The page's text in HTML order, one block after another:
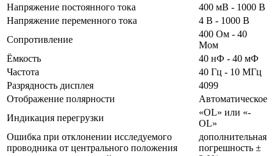
Напряжение постоянного тока
400 мВ - 1000 В
Напряжение переменного тока
4 В - 1000 В
Сопротивление
400 Ом - 40
Мом
Ёмкость
40 нФ - 40 мФ
Частота
40 Гц - 10 МГц
Разрядность дисплея
4099
Отображение полярности
Автоматическое
Индикация перегрузки
«OL» или «-
OL»
Ошибка при отклонении исследуемого
проводника от центрального положения
дополнительная
погрешность ±